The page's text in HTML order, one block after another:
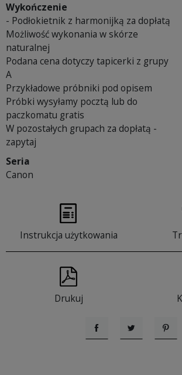
Wykończenie
- Podłokietnik z harmonijką za dopłatą
Możliwość wykonania w skórze
naturalnej
Podana cena dotyczy tapicerki z grupy
A
Przykładowe próbniki pod opisem
Próbki wysyłamy pocztą lub do
paczkomatu gratis
W pozostałych grupach za dopłatą -
zapytaj
Seria
Canon
Instrukcja użytkowania
Drukuj
UdostępnijTweetuj